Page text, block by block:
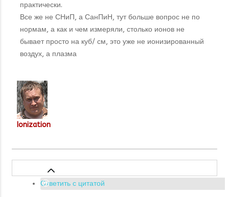
практически.
Все же не СНиП, а СанПиН, тут больше вопрос не по
нормам, а как и чем измеряли, столько ионов не
бывает просто на куб/ см, это уже не ионизированный
воздух, а плазма
Ionization
Ответить с цитатой